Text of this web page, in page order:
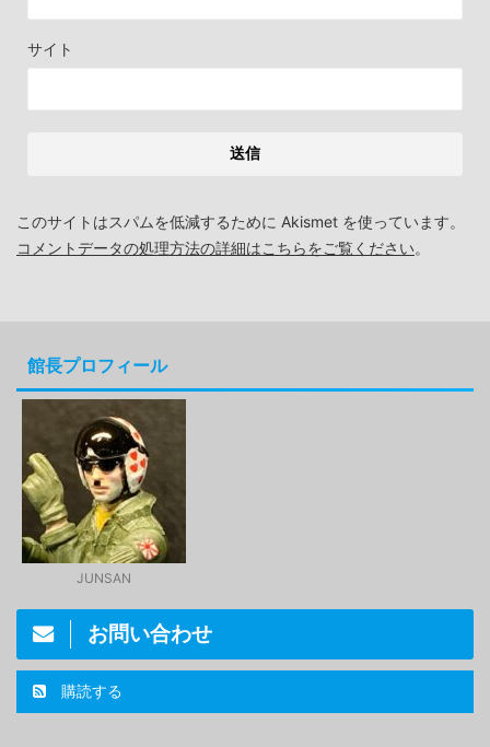
サイト
このサイトはスパムを低減するために Akismet を使っています。
コメントデータの処理方法の詳細はこちらをご覧ください。
館長プロフィール
JUNSAN
お問い合わせ
購読する